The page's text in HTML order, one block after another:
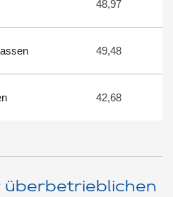
48,97
49,48
42,68
überbetrieblichen